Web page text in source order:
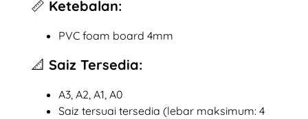
📏 Ketebalan:
PVC foam board 4mm
📐 Saiz Tersedia:
A3, A2, A1, A0
Saiz tersuai tersedia (lebar maksimum: 4